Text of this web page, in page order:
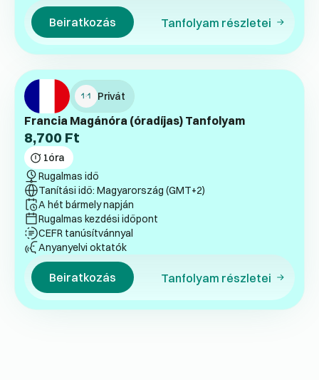
Beiratkozás Tanfolyam részletei
Privát
Francia Magánóra (óradíjas) Tanfolyam
8,700 Ft
1óra
Rugalmas idő
Tanítási idő: Magyarország (GMT+2)
A hét bármely napján
Rugalmas kezdési időpont
CEFR tanúsítvánnyal
Anyanyelvi oktatók
Beiratkozás Tanfolyam részletei